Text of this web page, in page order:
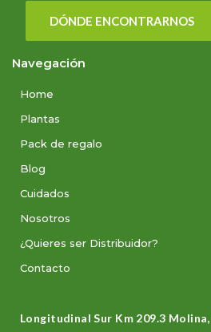
DÓNDE ENCONTRARNOS
Navegación
Home
Plantas
Pack de regalo
Blog
Cuidados
Nosotros
¿Quieres ser Distribuidor?
Contacto
Longitudinal Sur Km 209.3